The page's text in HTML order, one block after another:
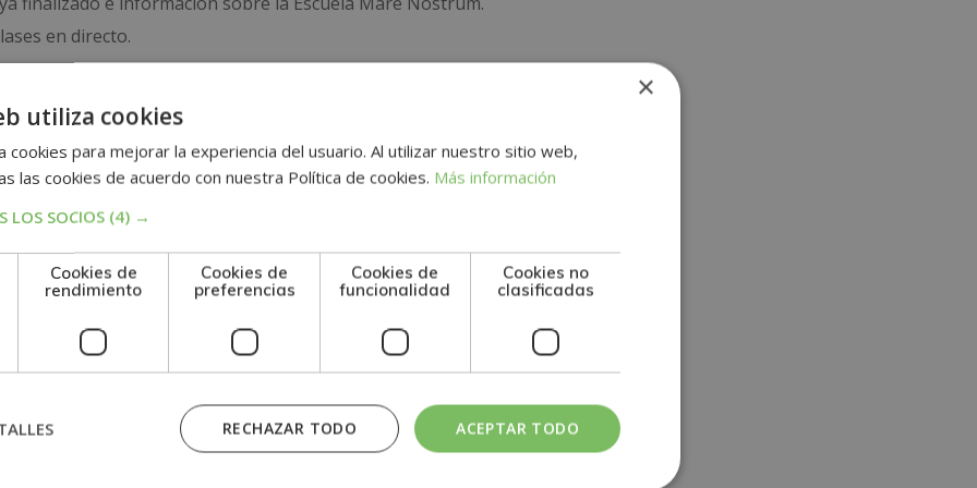
en directo.
de evaluación, el alumno recibirá un diploma que certifica
+ MÁSTER EXPERTO EN GESTIÓN DE PERSONAL”, de la
de socios de la AEEN, asociación española de escuelas de
×
utiliza cookies
cookies para mejorar la experiencia del usuario. Al utilizar nuestro sitio web,
las cookies de acuerdo con nuestra Política de cookies. Más información
LOS SOCIOS (4) →
Cookies de
rendimiento
Cookies de
preferencias
Cookies de
funcionalidad
Cookies no
clasificadas
ACEPTAR TODO
RECHAZAR TODO